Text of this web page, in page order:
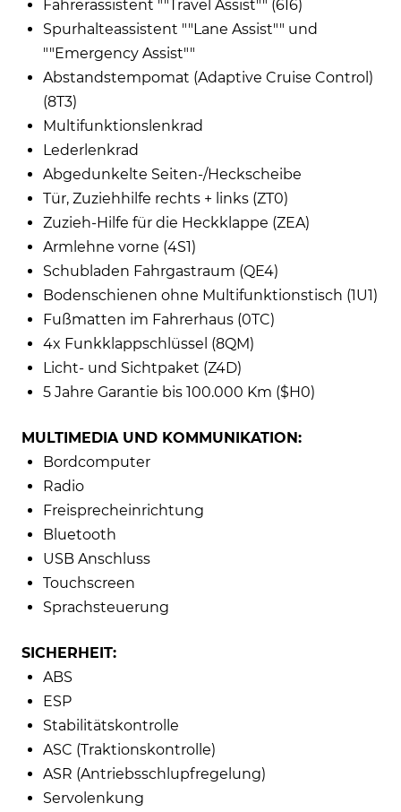
Fahrerassistent ""Travel Assist"" (6I6)
Spurhalteassistent ""Lane Assist"" und
""Emergency Assist""
Abstandstempomat (Adaptive Cruise Control)
(8T3)
Multifunktionslenkrad
Lederlenkrad
Abgedunkelte Seiten-/Heckscheibe
Tür, Zuziehhilfe rechts + links (ZT0)
Zuzieh-Hilfe für die Heckklappe (ZEA)
Armlehne vorne (4S1)
Schubladen Fahrgastraum (QE4)
Bodenschienen ohne Multifunktionstisch (1U1)
Fußmatten im Fahrerhaus (0TC)
4x Funkklappschlüssel (8QM)
Licht- und Sichtpaket (Z4D)
5 Jahre Garantie bis 100.000 Km ($H0)
MULTIMEDIA UND KOMMUNIKATION:
Bordcomputer
Radio
Freisprecheinrichtung
Bluetooth
USB Anschluss
Touchscreen
Sprachsteuerung
SICHERHEIT:
ABS
ESP
Stabilitätskontrolle
ASC (Traktionskontrolle)
ASR (Antriebsschlupfregelung)
Servolenkung